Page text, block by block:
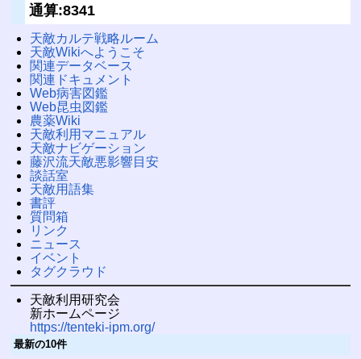
通算:8341
天敵カルテ戦略ルーム
天敵Wikiへようこそ
関連データベース
関連ドキュメント
Web病害図鑑
Web昆虫図鑑
農薬Wiki
天敵利用マニュアル
天敵ナビゲーション
藤沢流天敵悪影響目安
談話室
天敵用語集
書評
質問箱
リンク
ニュース
イベント
タグクラウド
天敵利用研究会
新ホームページ
https://tenteki-ipm.org/
最新の10件